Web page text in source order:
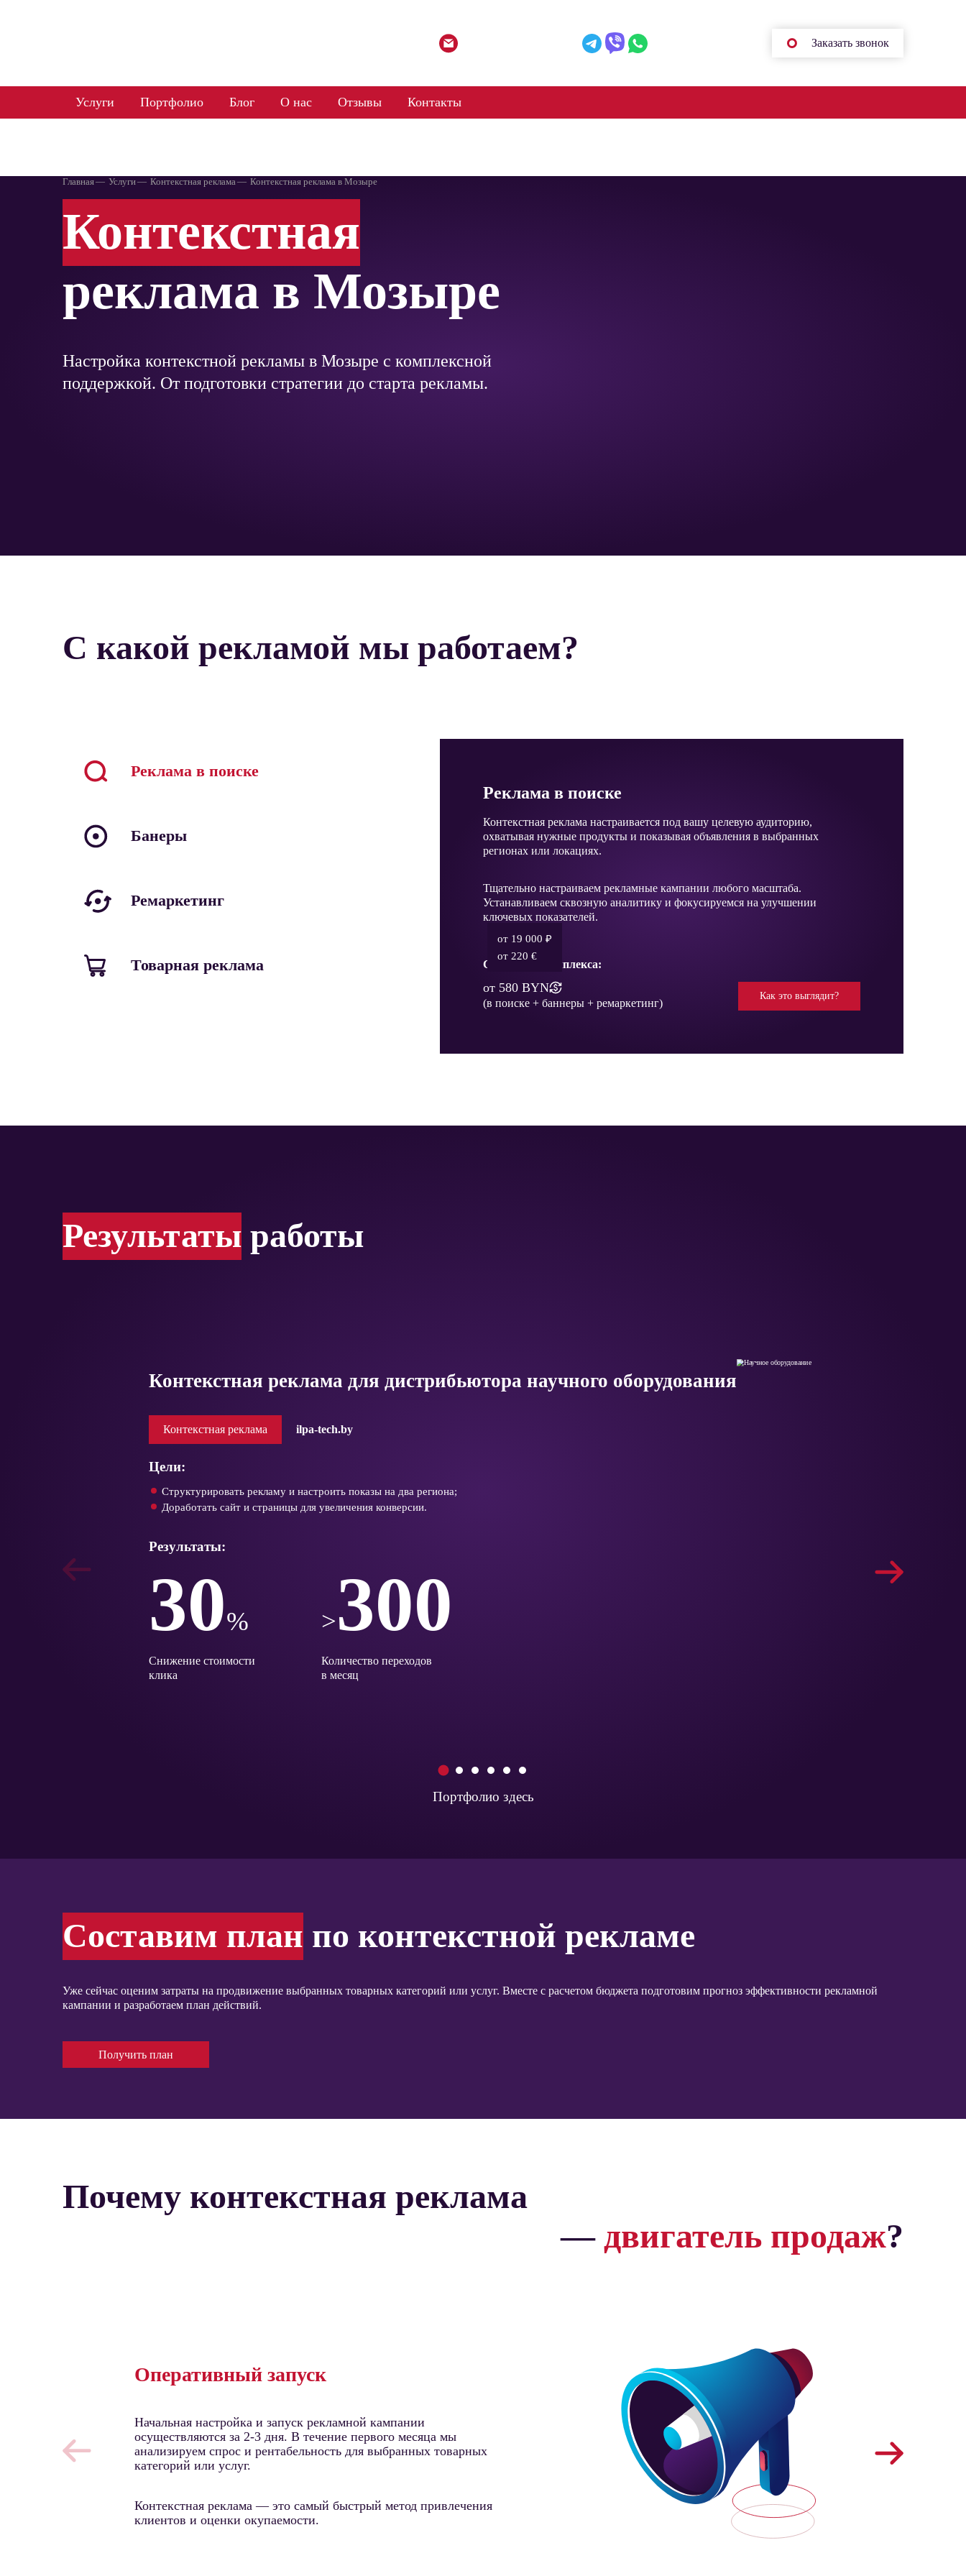
Заказать звонок
Услуги Портфолио Блог О нас Отзывы Контакты
Главная Услуги Контекстная реклама Контекстная реклама в Мозыре
Контекстная
реклама в Мозыре
Настройка контекстной рекламы в Мозыре с комплексной
поддержкой. От подготовки стратегии до старта рекламы.
С какой рекламой мы работаем?
Реклама в поиске
Банеры
Ремаркетинг
Товарная реклама
Реклама в поиске
Контекстная реклама настраивается под вашу целевую аудиторию,
охватывая нужные продукты и показывая объявления в выбранных
регионах или локациях.
Тщательно настраиваем рекламные кампании любого масштаба.
Устанавливаем сквозную аналитику и фокусируемся на улучшении
ключевых показателей.
Стоимость комплекса:
от 580 BYN
от 19 000 ₽
от 220 €
(в поиске + баннеры + ремаркетинг)
Как это выглядит?
Результаты работы
Контекстная реклама для дистрибьютора научного оборудования
Контекстная реклама ilpa-tech.by
Цели:
Структурировать рекламу и настроить показы на два региона;
Доработать сайт и страницы для увеличения конверсии.
Результаты:
30%
Снижение стоимости
клика
>300
Количество переходов
в месяц
1 2 3 4 5 6
Портфолио здесь
Составим план по контекстной рекламе
Уже сейчас оценим затраты на продвижение выбранных товарных категорий или услуг. Вместе с расчетом бюджета подготовим прогноз эффективности рекламной
кампании и разработаем план действий.
Получить план
Почему контекстная реклама
— двигатель продаж?
Оперативный запуск
Начальная настройка и запуск рекламной кампании
осуществляются за 2-3 дня. В течение первого месяца мы
анализируем спрос и рентабельность для выбранных товарных
категорий или услуг.
Контекстная реклама — это самый быстрый метод привлечения
клиентов и оценки окупаемости.